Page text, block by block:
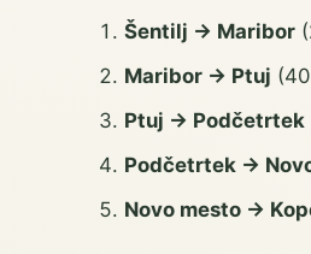
Šentilj → Maribor
Maribor → Ptuj
Ptuj → Podčetrtek
Podčetrtek →
Novo mesto →